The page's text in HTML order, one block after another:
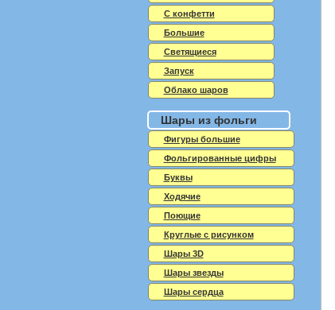
C конфетти
Большие
Светящиеся
Запуск
Облако шаров
Шары из фольги
Фигуры большие
Фольгированные цифры
Буквы
Ходячие
Поющие
Круглые с рисунком
Шары 3D
Шары звезды
Шары сердца